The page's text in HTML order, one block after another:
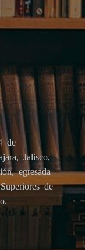
de
Jalisco,
egresada
de